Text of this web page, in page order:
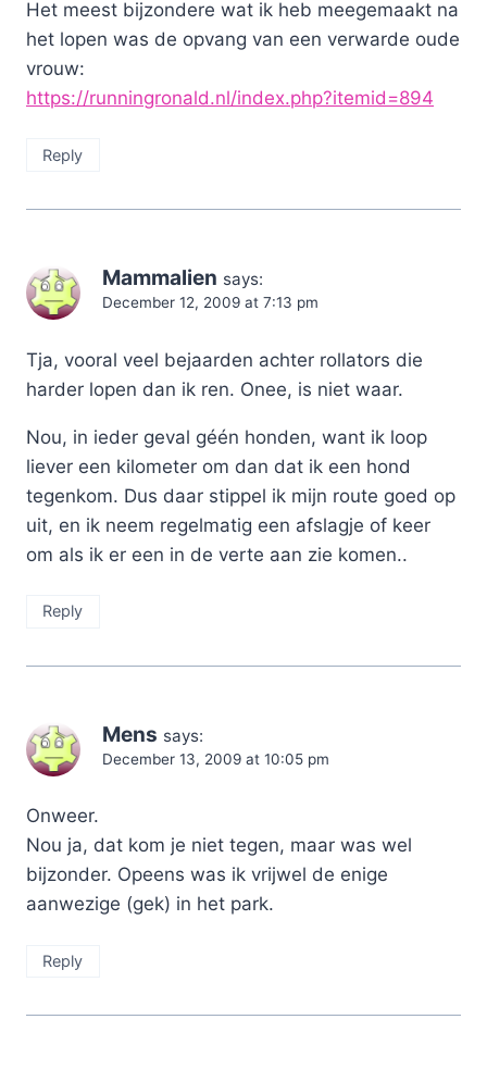
Het meest bijzondere wat ik heb meegemaakt na
het lopen was de opvang van een verwarde oude
vrouw:
https://runningronald.nl/index.php?itemid=894
Reply
Mammalien says:
December 12, 2009 at 7:13 pm
Tja, vooral veel bejaarden achter rollators die
harder lopen dan ik ren. Onee, is niet waar.
Nou, in ieder geval géén honden, want ik loop
liever een kilometer om dan dat ik een hond
tegenkom. Dus daar stippel ik mijn route goed op
uit, en ik neem regelmatig een afslagje of keer
om als ik er een in de verte aan zie komen..
Reply
Mens says:
December 13, 2009 at 10:05 pm
Onweer.
Nou ja, dat kom je niet tegen, maar was wel
bijzonder. Opeens was ik vrijwel de enige
aanwezige (gek) in het park.
Reply